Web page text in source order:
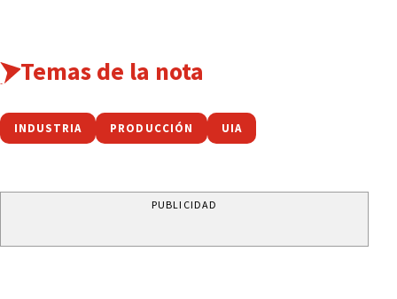
Temas de la nota
INDUSTRIA PRODUCCIÓN UIA
PUBLICIDAD